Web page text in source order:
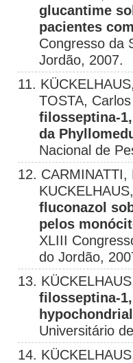
glucantime
pacientes
Congresso da
Jordão, 2007.
11.
TOSTA,
filosseptina-
da
Nacional de
12.
fluconazol
pelos
XLIII
do Jordão,
13.
filosseptina-
Universitário
14.